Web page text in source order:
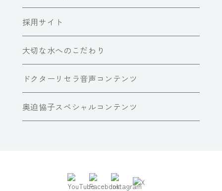
採用サイト
大切な水へのこだわり
ドクターリセラ音声コンテンツ
奥迫協子スペシャルコンテンツ